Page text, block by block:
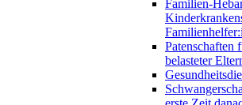
Familien-
Patenschaften
belasteter